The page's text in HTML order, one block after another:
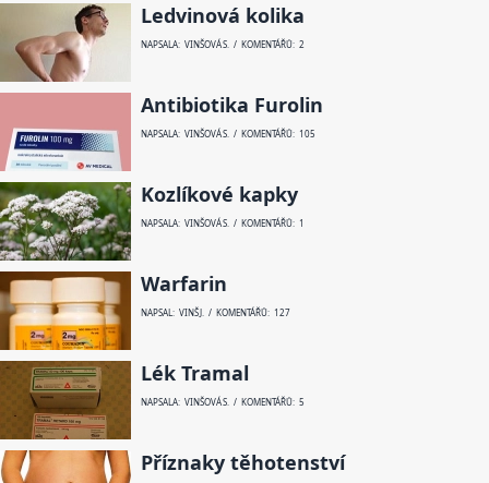
Ledvinová kolika
NAPSALA: VINŠOVÁ S. / KOMENTÁŘŮ: 2
Antibiotika Furolin
NAPSALA: VINŠOVÁ S. / KOMENTÁŘŮ: 105
Kozlíkové kapky
NAPSALA: VINŠOVÁ S. / KOMENTÁŘŮ: 1
Warfarin
NAPSAL: VINŠ J. / KOMENTÁŘŮ: 127
Lék Tramal
NAPSALA: VINŠOVÁ S. / KOMENTÁŘŮ: 5
Příznaky těhotenství